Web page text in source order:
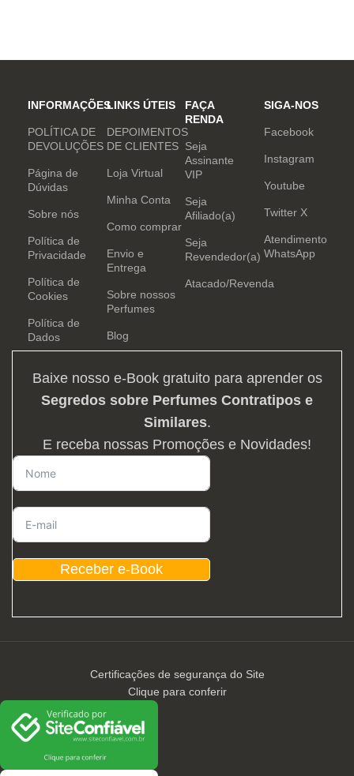
INFORMAÇÕES
POLÍTICA DE
DEVOLUÇÕES
Página de
Dúvidas
Sobre nós
Política de
Privacidade
Política de
Cookies
Política de
Dados
LINKS ÚTEIS
DEPOIMENTOS
DE CLIENTES
Loja Virtual
Minha Conta
Como comprar
Envio e
Entrega
Sobre nossos
Perfumes
Blog
FAÇA
RENDA
Seja
Assinante
VIP
Seja
Afiliado(a)
Seja
Revendedor(a)
Atacado/Revenda
SIGA-NOS
Facebook
Instagram
Youtube
Twitter X
Atendimento
WhatsApp
Baixe nosso e-Book gratuito para aprender os
Segredos sobre Perfumes Contratipos e
Similares.
E receba nossas Promoções e Novidades!
Receber e-Book
Certificações de segurança do Site
Clique para conferir